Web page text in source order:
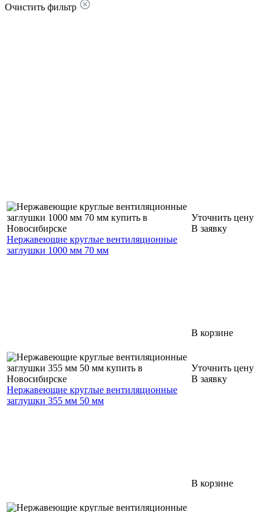
Очистить фильтр
Нержавеющие круглые вентиляционные
заглушки 1000 мм 70 мм
Уточнить цену
В заявку
В корзине
Нержавеющие круглые вентиляционные
заглушки 355 мм 50 мм
Уточнить цену
В заявку
В корзине